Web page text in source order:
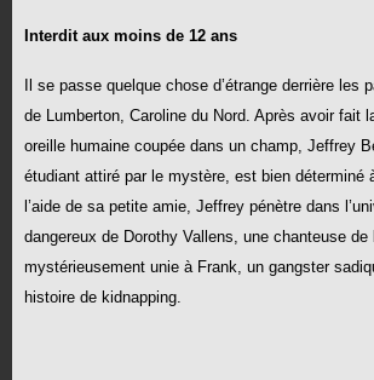
Interdit aux moins de 12 ans
Il se passe quelque chose d’étrange derrière les
de Lumberton, Caroline du Nord. Après avoir fait
oreille humaine coupée dans un champ, Jeffrey
étudiant attiré par le mystère, est bien déterminé
l’aide de sa petite amie, Jeffrey pénètre dans
dangereux de Dorothy Vallens, une chanteuse
mystérieusement unie à Frank, un gangster
histoire de kidnapping.